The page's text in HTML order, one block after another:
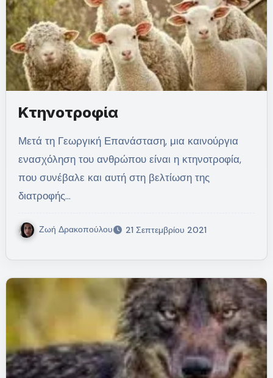
Κτηνοτροφία
Μετά τη Γεωργική Επανάσταση, μια καινούργια
ενασχόληση του ανθρώπου είναι η κτηνοτροφία,
που συνέβαλε και αυτή στη βελτίωση της
διατροφής…
Ζωή Δρακοπούλου 21 Σεπτεμβρίου 2021